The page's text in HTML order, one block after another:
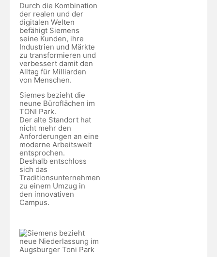
Durch die Kombination
der realen und der
digitalen Welten
befähigt Siemens
seine Kunden, ihre
Industrien und Märkte
zu transformieren und
verbessert damit den
Alltag für Milliarden
von Menschen.
Siemes bezieht die
neune Büroflächen im
TONI Park.
Der alte Standort hat
nicht mehr den
Anforderungen an eine
moderne Arbeitswelt
entsprochen.
Deshalb entschloss
sich das
Traditionsunternehmen
zu einem Umzug in
den innovativen
Campus.